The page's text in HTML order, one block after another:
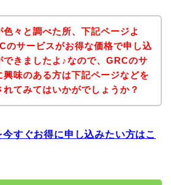
色々と調べた所、下記ページよ
のサービスがお得な価格で申し込
できましたよ♪なので、GRCのサ
興味のある方は下記ページなどを
れてみてはいかがでしょうか？
すぐお得に申し込みたい方はこ